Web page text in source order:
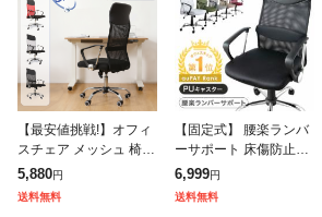
【最安値挑戦!】オフィ
スチェア メッシュ 椅子
チェア ロッキング デス
クチェア アームレスト
付き 昇降 通気性 事務
5,880円
送料無料
【固定式】 腰楽ランバ
ーサポート 床傷防止PU
キャスター 肘付き メッ
シュ ハイバック コンパ
クト デスクチェア オフ
6,999円
送料無料